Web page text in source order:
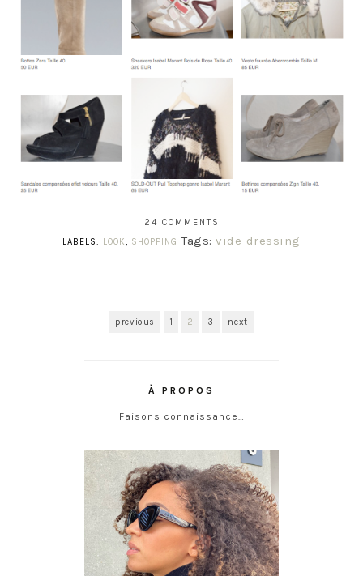
24 COMMENTS
LABELS:
LOOK, SHOPPING Tags:vide-dressing
previous 1 2 3 next
À PROPOS
Faisons connaissance…